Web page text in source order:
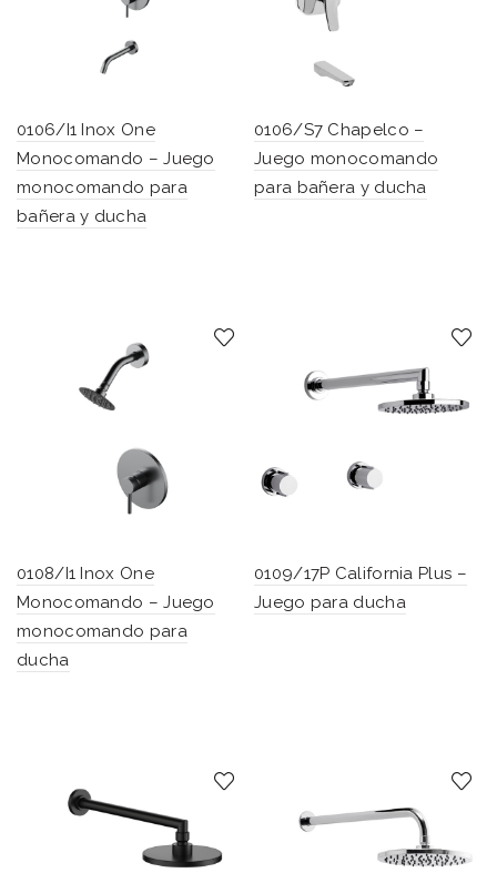
0106/I1 Inox One
Monocomando – Juego
monocomando para
bañera y ducha
0106/S7 Chapelco –
Juego monocomando
para bañera y ducha
0108/I1 Inox One
Monocomando – Juego
monocomando para
ducha
0109/17P California Plus –
Juego para ducha